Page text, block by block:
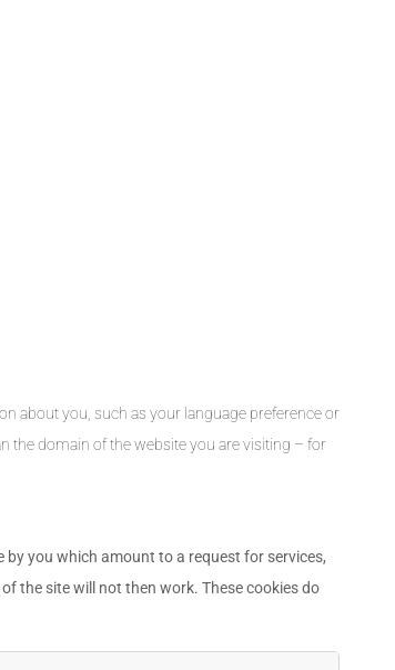
about you, such as your language preference or
the domain of the website you are visiting – for
you which amount to a request for services,
the site will not then work. These cookies do